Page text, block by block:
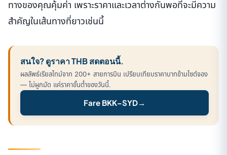
ทางของคุณคุ้มค่า เพราะราคาและเวลาต่างกันพอที่จะมีความ
สำคัญในเส้นทางที่ยาวเช่นนี้
สนใจ? ดูราคา THB สดตอนนี้.
ผลลัพธ์เรียลไทม์จาก 200+ สายการบิน เปรียบเทียบราคาบาทข้ามไซต์จอง
— ไม่ผูกมัด แค่ราคาขั้นต่ำของวันนี้.
Fare BKK–SYD→